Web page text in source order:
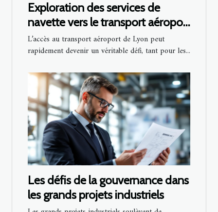
Exploration des services de
navette vers le transport aéroport
de Lyon
L’accès au transport aéroport de Lyon peut
rapidement devenir un véritable défi, tant pour les...
Les défis de la gouvernance dans
les grands projets industriels